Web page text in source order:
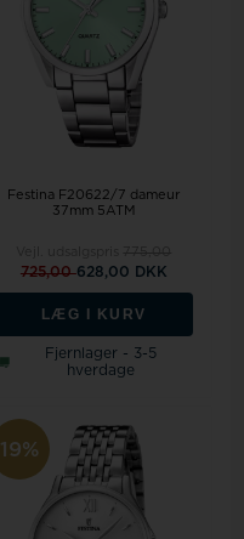
Festina F20622/7 dameur
37mm 5ATM
725,00628,00 DKK
LÆG I KURV
Fjernlager - 3-5
hverdage
19%